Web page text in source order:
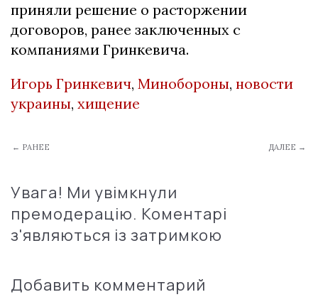
приняли решение о расторжении
договоров, ранее заключенных с
компаниями Гринкевича.
Игорь Гринкевич, Минобороны, новости
украины, хищение
← РАНЕЕ ДАЛЕЕ →
Увага! Ми увімкнули
премодерацію. Коментарі
з'являються із затримкою
Добавить комментарий